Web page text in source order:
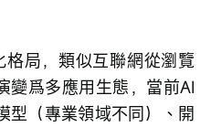
局，類似互聯網從瀏覽
變爲多應用生態，當前AI
型（專業領域不同）、開